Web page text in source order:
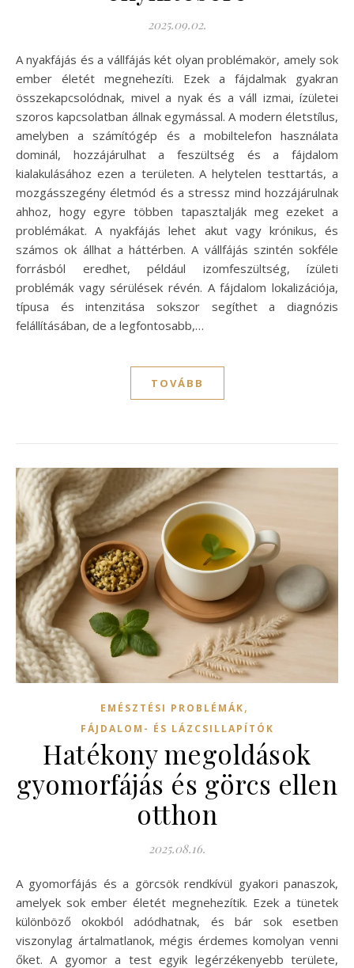
2025.09.02.
A nyakfájás és a vállfájás két olyan problémakör, amely sok
ember életét megnehezíti. Ezek a fájdalmak gyakran
összekapcsolódnak, mivel a nyak és a váll izmai, ízületei
szoros kapcsolatban állnak egymással. A modern életstílus,
amelyben a számítógép és a mobiltelefon használata
dominál, hozzájárulhat a feszültség és a fájdalom
kialakulásához ezen a területen. A helytelen testtartás, a
mozgásszegény életmód és a stressz mind hozzájárulnak
ahhoz, hogy egyre többen tapasztalják meg ezeket a
problémákat. A nyakfájás lehet akut vagy krónikus, és
számos ok állhat a háttérben. A vállfájás szintén sokféle
forrásból eredhet, például izomfeszültség, ízületi
problémák vagy sérülések révén. A fájdalom lokalizációja,
típusa és intenzitása sokszor segíthet a diagnózis
felállításában, de a legfontosabb,…
TOVÁBB
EMÉSZTÉSI PROBLÉMÁK,
FÁJDALOM- ÉS LÁZCSILLAPÍTÓK
Hatékony megoldások
gyomorfájás és görcs ellen
otthon
2025.08.16.
A gyomorfájás és a görcsök rendkívül gyakori panaszok,
amelyek sok ember életét megnehezítik. Ezek a tünetek
különböző okokból adódhatnak, és bár sok esetben
viszonylag ártalmatlanok, mégis érdemes komolyan venni
őket. A gyomor a test egyik legérzékenyebb területe,